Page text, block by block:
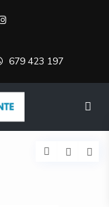
679 423 197